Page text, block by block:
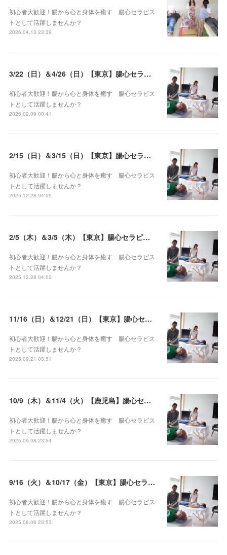
初心者大歓迎！腸から心と身体を癒す 腸心セラピス
トとして活躍しませんか？
2026.04.13 23:39
3/22（日）＆4/26（日）【東京】腸心セラピスト養成コース《２日間コース》開講決定
初心者大歓迎！腸から心と身体を癒す 腸心セラピス
トとして活躍しませんか？
2026.02.09 00:41
2/15（日）＆3/15（日）【東京】腸心セラピスト養成コース《２日間コース》開講決定
初心者大歓迎！腸から心と身体を癒す 腸心セラピス
トとして活躍しませんか？
2025.12.28 04:05
2/5（木）＆3/5（木）【東京】腸心セラピスト養成コース《２日間コース》開講決定
初心者大歓迎！腸から心と身体を癒す 腸心セラピス
トとして活躍しませんか？
2025.12.28 04:02
11/16（日）＆12/21（日）【東京】腸心セラピスト養成コース《２日間コース》開講決定
初心者大歓迎！腸から心と身体を癒す 腸心セラピス
トとして活躍しませんか？
2025.09.21 03:51
10/9（木）＆11/4（火）【鹿児島】腸心セラピスト養成コース《２日間コース》開講決定
初心者大歓迎！腸から心と身体を癒す 腸心セラピス
トとして活躍しませんか？
2025.09.08 23:54
9/16（火）＆10/17（金）【東京】腸心セラピスト養成コース《２日間コース》開講決定
初心者大歓迎！腸から心と身体を癒す 腸心セラピス
トとして活躍しませんか？
2025.08.06 23:53